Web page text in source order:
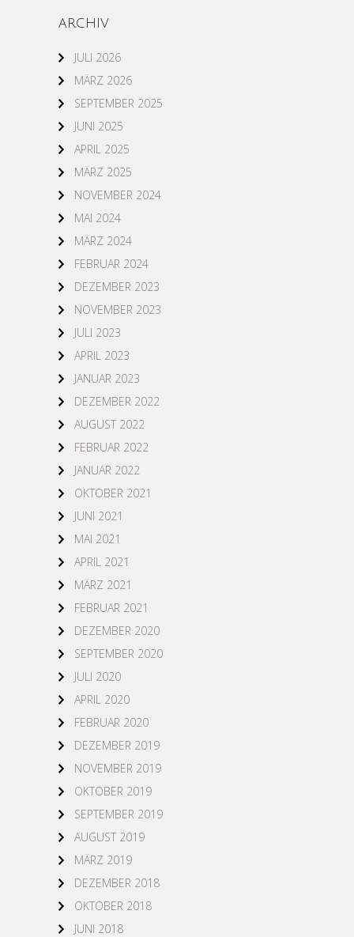
ARCHIV
JULI 2026
MÄRZ 2026
SEPTEMBER 2025
JUNI 2025
APRIL 2025
MÄRZ 2025
NOVEMBER 2024
MAI 2024
MÄRZ 2024
FEBRUAR 2024
DEZEMBER 2023
NOVEMBER 2023
JULI 2023
APRIL 2023
JANUAR 2023
DEZEMBER 2022
AUGUST 2022
FEBRUAR 2022
JANUAR 2022
OKTOBER 2021
JUNI 2021
MAI 2021
APRIL 2021
MÄRZ 2021
FEBRUAR 2021
DEZEMBER 2020
SEPTEMBER 2020
JULI 2020
APRIL 2020
FEBRUAR 2020
DEZEMBER 2019
NOVEMBER 2019
OKTOBER 2019
SEPTEMBER 2019
AUGUST 2019
MÄRZ 2019
DEZEMBER 2018
OKTOBER 2018
JUNI 2018